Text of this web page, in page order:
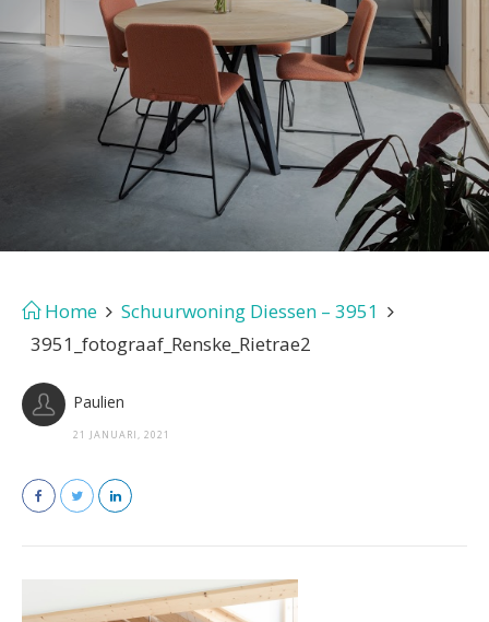
Home
Schuurwoning Diessen – 3951
3951_fotograaf_Renske_Rietrae2
Paulien
21 JANUARI, 2021